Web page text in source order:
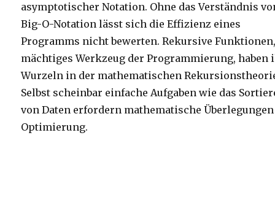
asymptotischer Notation. Ohne das Verständnis
Big-O-Notation lässt sich die Effizienz eines
Programms nicht bewerten. Rekursive
mächtiges Werkzeug der Programmierung, haben
Wurzeln in der mathematischen
Selbst scheinbar einfache Aufgaben wie das
von Daten erfordern mathematische
Optimierung.